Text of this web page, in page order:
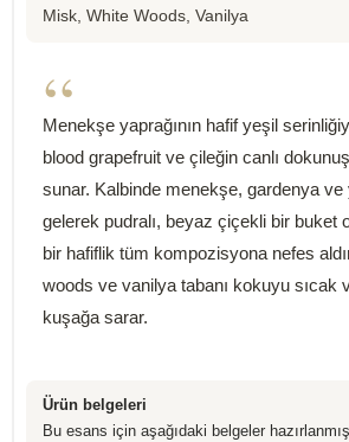
Misk, White Woods, Vanilya
“
Menekşe yaprağının hafif yeşil
blood grapefruit ve çileğin canlı
sunar. Kalbinde menekşe, gardenya
gelerek pudralı, beyaz çiçekli bir buket
bir hafiflik tüm kompozisyona nefes
woods ve vanilya tabanı kokuyu sıcak
kuşağa sarar.
Ürün belgeleri
Bu esans için aşağıdaki belgeler